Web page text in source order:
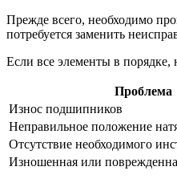
Прежде всего, необходимо
потребуется заменить
Если все элементы в порядке,
Проблема
Износ подшипников
Неправильное положение
Отсутствие необходимого
Изношенная или